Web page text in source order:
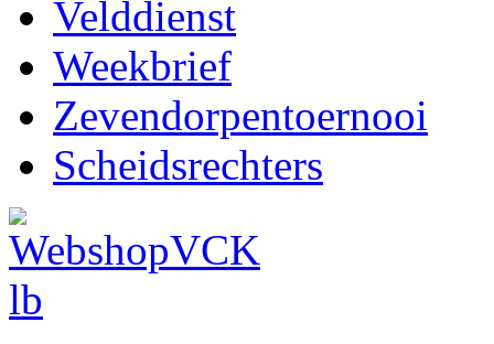
Velddienst
Weekbrief
Zevendorpentoernooi
Scheidsrechters